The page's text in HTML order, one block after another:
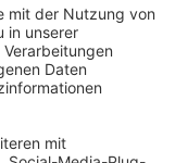
sagt Kanzlerin
dass 250
fällig werden -
bezahlen.